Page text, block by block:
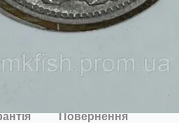
Повернення